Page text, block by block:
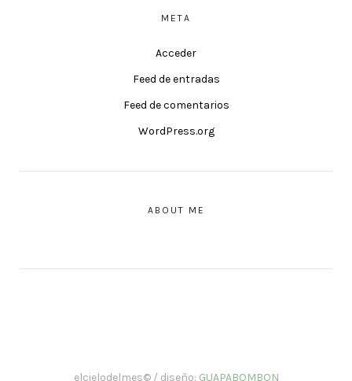
META
Acceder
Feed de entradas
Feed de comentarios
WordPress.org
ABOUT ME
elcielodelmes© / diseño: GUAPABOMBON